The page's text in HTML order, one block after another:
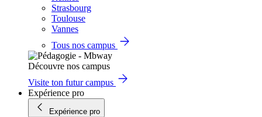
Strasbourg
Toulouse
Vannes
Tous nos campus
Découvre nos campus
Visite ton futur campus
Expérience pro
Expérience pro